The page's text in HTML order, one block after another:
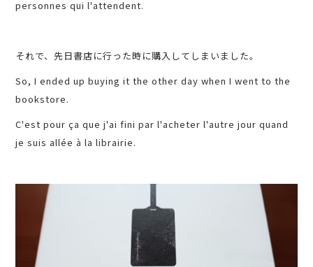
personnes qui l'attendent.
それで、先日書店に行った時に購入してしまいました。
So, I ended up buying it the other day when I went to the
bookstore.
C'est pour ça que j'ai fini par l'acheter l'autre jour quand
je suis allée à la librairie.